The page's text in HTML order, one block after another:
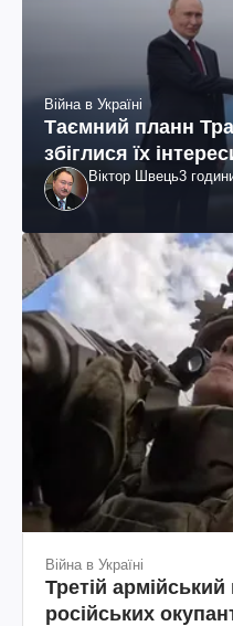
Війна в Україні
Таємний планн
збіглися їх
Віктор Швець3
Війна в Україні
Третій
російських